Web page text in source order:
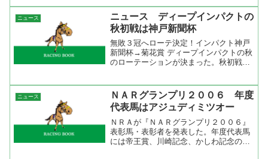
クは７着でした。 デルタブルースはス
タート良くスッと先団に付...
ニュース
ニュース ディープインパクトの
秋初戦は神戸新聞杯
無敗３冠へローテ決定！インパクト神戸
新聞杯→菊花賞 ディープインパクトの秋
のローテーションが決まった。秋初戦は
道だね。休養中は放牧に出さずに厩舎で
過ごし夏は札幌の入厩す...
ニュース
ＮＡＲグランプリ２００６ 年度
代表馬はアジュディミツオー
ＮＲＡが『ＮＡＲグランプリ２００６』
表彰馬・表彰者を発表した。年度代表馬
には帝王賞、川崎記念、かしわ記念のＧ